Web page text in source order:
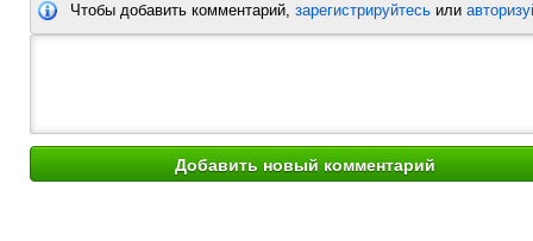
Чтобы добавить комментарий, зарегистрируйтесь или